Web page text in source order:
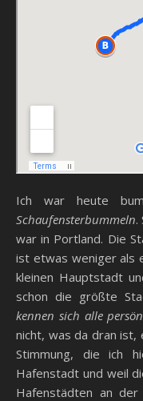
Ich war heute
Schaufensterbummeln.
war in Portland. Die
ist etwas weniger als
kleinen Hauptstadt
schon die größte
kennen sich alle
nicht, was da dran
Stimmung, die ich
Hafenstadt und weil
Hafenstädten an